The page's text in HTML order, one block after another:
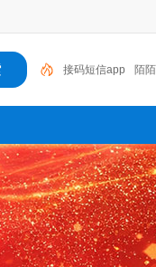
陌陌验证码 200:
接码短信平台注册
验证码收费吗 国外
证码 云短信接码